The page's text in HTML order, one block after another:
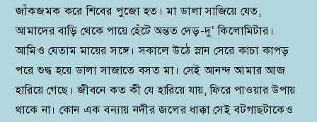
জাঁকজমক করে শিবের পুজো হত। মা ডালা সাজিয়ে যেত,
আমাদের বাড়ি থেকে পায়ে হেঁটে অন্তত দেড়-দু’ কিলোমিটার।
আমিও যেতাম মায়ের সঙ্গে। সকালে উঠে স্নান সেরে কাচা কাপড়
পরে শুদ্ধ হয়ে ডালা সাজাতে বসত মা। সেই আনন্দ আমার আজ
হারিয়ে গেছে। জীবনে কত কী যে হারিয়ে যায়, ফিরে পাওয়ার উপায়
থাকে না। কোন এক বন্যায় নদীর জলের ধাক্কা সেই বটগাছটাকেও